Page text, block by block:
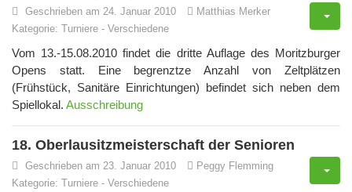
Geschrieben am 24. Januar 2010
Matthias Merker
Kategorie: Turniere - Verschiedene
Vom 13.-15.08.2010 findet die dritte Auflage des Moritzburger
Opens statt. Eine begrenztze Anzahl von Zeltplätzen
(Frühstück, Sanitäre Einrichtungen) befindet sich neben dem
Spiellokal. Ausschreibung
18. Oberlausitzmeisterschaft der Senioren
Geschrieben am 23. Januar 2010
Peggy Flemming
Kategorie: Turniere - Verschiedene